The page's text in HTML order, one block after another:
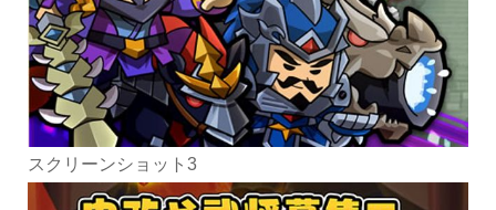
スクリーンショット3